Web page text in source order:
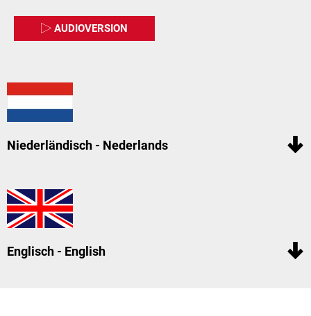
AUDIOVERSION
Niederländisch - Nederlands
Englisch - English